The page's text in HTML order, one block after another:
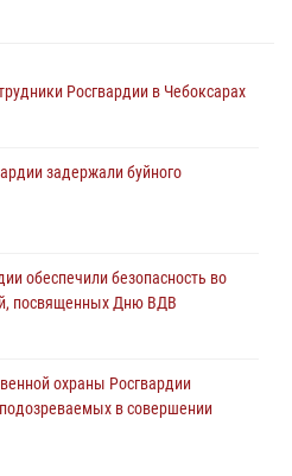
Росгвардии в Чебоксарах
задержали буйного
обеспечили безопасность во
посвященных Дню ВДВ
охраны Росгвардии
в совершении